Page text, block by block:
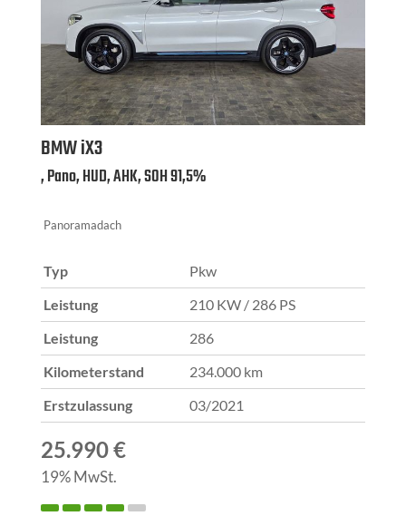
BMWiX3
, Pano, HUD, AHK, SOH 91,5%
Panoramadach
Typ Pkw
Leistung 210 KW / 286 PS
Leistung 286
Kilometerstand 234.000 km
Erstzulassung 03/2021
25.990 €
19% MwSt.